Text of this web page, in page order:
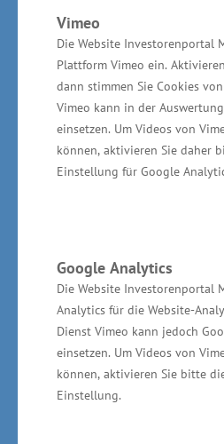
Vimeo
Die Website Investorenportal
Plattform Vimeo ein.
dann stimmen Sie Cookies
Vimeo kann in der
einsetzen. Um Videos von
können, aktivieren Sie daher
Einstellung für Google
Google Analytics
Die Website Investorenportal
Analytics für die Website-
Dienst Vimeo kann jedoch
einsetzen. Um Videos von
können, aktivieren Sie bitte
Einstellung.
Abschließend sagte Glawe,
um Tourismusbeiträge
muss. „Das ist eine
hohen
Zusammenarbeit der
voraussetzt. Ganz wichtig:
Anwohner müssen
Wirtschaftsminister Glawe.
der Sitzung war die
Wirtschaftsfaktor
Die Wirtschaftsleistung